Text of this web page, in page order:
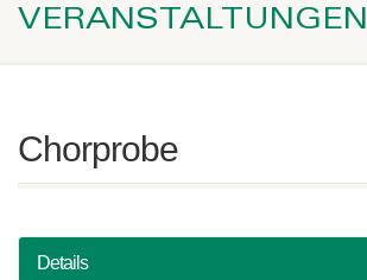
VERANSTALTUNGEN
Chorprobe
Details